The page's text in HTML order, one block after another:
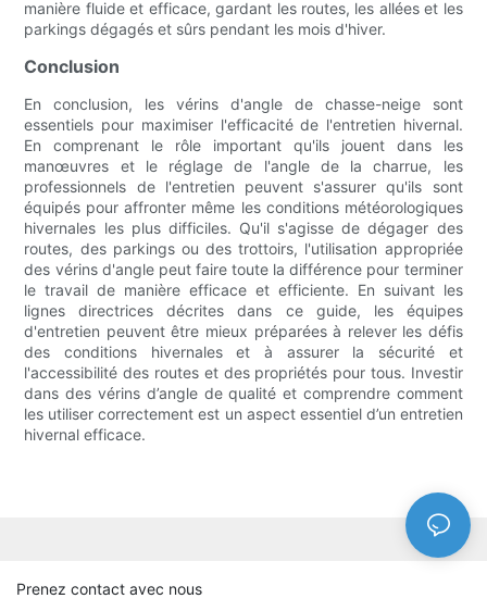
manière fluide et efficace, gardant les routes, les allées et les
parkings dégagés et sûrs pendant les mois d'hiver.
Conclusion
En conclusion, les vérins d'angle de chasse-neige sont
essentiels pour maximiser l'efficacité de l'entretien hivernal.
En comprenant le rôle important qu'ils jouent dans les
manœuvres et le réglage de l'angle de la charrue, les
professionnels de l'entretien peuvent s'assurer qu'ils sont
équipés pour affronter même les conditions météorologiques
hivernales les plus difficiles. Qu'il s'agisse de dégager des
routes, des parkings ou des trottoirs, l'utilisation appropriée
des vérins d'angle peut faire toute la différence pour terminer
le travail de manière efficace et efficiente. En suivant les
lignes directrices décrites dans ce guide, les équipes
d'entretien peuvent être mieux préparées à relever les défis
des conditions hivernales et à assurer la sécurité et
l'accessibilité des routes et des propriétés pour tous. Investir
dans des vérins d’angle de qualité et comprendre comment
les utiliser correctement est un aspect essentiel d’un entretien
hivernal efficace.
Prenez contact avec nous